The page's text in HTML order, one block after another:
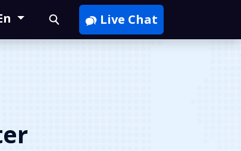
Live Chat